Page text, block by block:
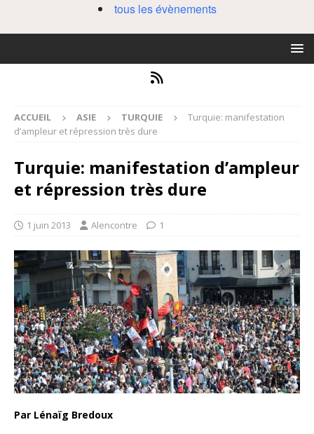
tous les évènements
ACCUEIL ASIE TURQUIE
Turquie: manifestation
d’ampleur et répression très dure
Turquie: manifestation d’ampleur
et répression très dure
1 juin 2013 Alencontre 1
Par Lénaïg Bredoux